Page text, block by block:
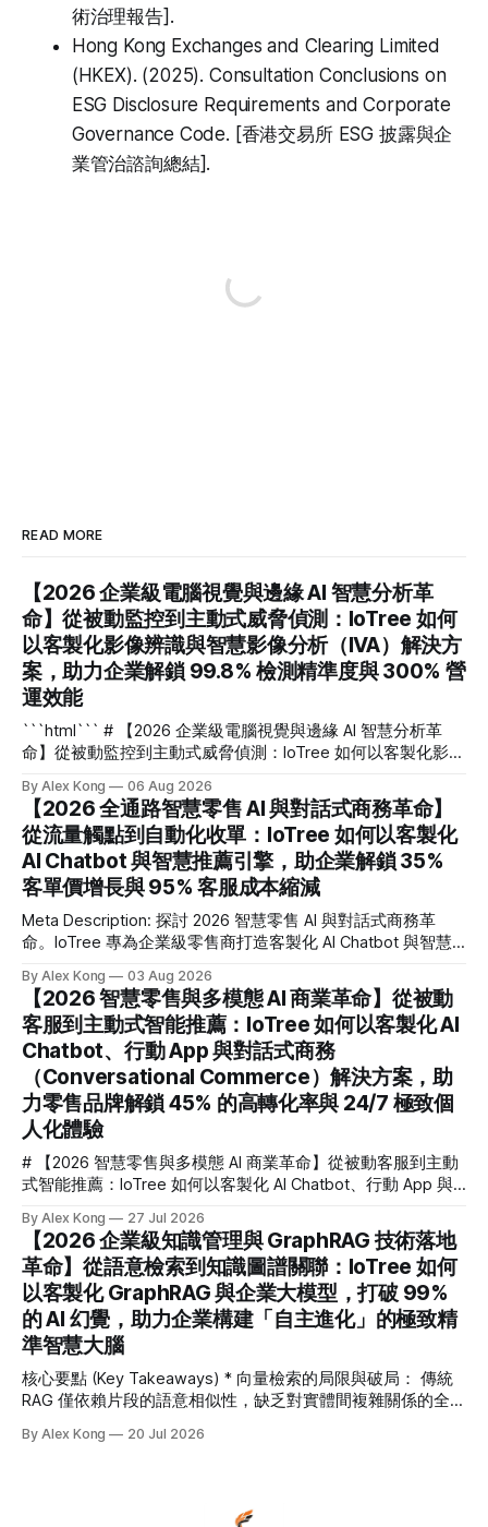
術治理報告].
Hong Kong Exchanges and Clearing Limited
(HKEX). (2025). Consultation Conclusions on
ESG Disclosure Requirements and Corporate
Governance Code. [香港交易所 ESG 披露與企
業管治諮詢總結].
READ MORE
【2026 企業級電腦視覺與邊緣 AI 智慧分析革
命】從被動監控到主動式威脅偵測：IoTree 如何
以客製化影像辨識與智慧影像分析（IVA）解決方
案，助力企業解鎖 99.8% 檢測精準度與 300% 營
運效能
```html``` # 【2026 企業級電腦視覺與邊緣 AI 智慧分析革
命】從被動監控到主動式威脅偵測：IoTree 如何以客製化影像
檢測精準度與 300% 營運效能 在 2026 年的數位轉型浪潮中，
企業如何將海量無效的監控畫面轉化為即時決策資產？**電腦
視覺**（Computer Vision）與客製化**影像辨識**（Image
Recognition）技術與邊緣 AI（Edge AI）的深度結合，正是幫
助企業擺脫傳統被動監控、實現毫秒級主動式威脅偵測與安全
與營運總監，以及希望利用智慧影像提升效能的管理者而寫。
我們將深度解析 IoTree 如何透過尖端演算法與硬體協同優
化，協助企業在複雜的工業、商業與智慧園區場景中，解鎖高
達 99.8% 的檢測精準度，並實現 300% 的營運效能躍升。
By Alex Kong 06 Aug 2026
【2026 全通路智慧零售 AI 與對話式商務革命】
從流量觸點到自動化收單：IoTree 如何以客製化
AI Chatbot 與智慧推薦引擎，助企業解鎖 35%
客單價增長與 95% 客服成本縮減
Meta Description: 探討 2026 智慧零售 AI 與對話式商務革
命。IoTree 專為企業級零售商打造客製化 AI Chatbot 與智慧
實現全通路自動化收單。 # 【2026 全通路智慧零售 AI 與對話
式商務革命】從流量觸點到自動化收單：IoTree 如何以客製化
AI Chatbot 與智慧推薦引擎，助企業解鎖 35% 客單價增長與
95% 客服成本縮減 💡 核心要點速覽 (Key Takeaways) * 🎯 核
心解答：對話式商務如何幫助零售業進行 AI 轉型？透過將 AI
深度整合至全通路（Omnichannel），企業能將破碎的流量觸
點轉化為高轉化的雙向互動，實現從「主動搜尋」到「對話即
收單」的無縫體驗。
By Alex Kong 03 Aug 2026
【2026 智慧零售與多模態 AI 商業革命】從被動
客服到主動式智能推薦：IoTree 如何以客製化 AI
Chatbot、行動 App 與對話式商務
（Conversational Commerce）解決方案，助
力零售品牌解鎖 45% 的高轉化率與 24/7 極致個
人化體驗
# 【2026 智慧零售與多模態 AI 商業革命】從被動客服到主動
式智能推薦：IoTree 如何以客製化 AI Chatbot、行動 App 與
售品牌解鎖 45% 的高轉化率與 24/7 極致個人化體驗 💡 核心
要點速覽 (Key Takeaways) * 核心痛點： 傳統零售面臨流量
紅利消失、獲客成本 (CAC) 飆升 240% 的困境，被動式客服已
無法滿足消費者對即時、個人化互動的期待。 * 解決方案：
IoTree 推出基於多模態大語言模型 (LLM) 的「對話式商務」
與「智慧零售 AI」解決方案，深度整合客製化 AI Chatbot、原
生行動 App 與企業級 CRM/
By Alex Kong 27 Jul 2026
【2026 企業級知識管理與 GraphRAG 技術落地
革命】從語意檢索到知識圖譜關聯：IoTree 如何
以客製化 GraphRAG 與企業大模型，打破 99%
的 AI 幻覺，助力企業構建「自主進化」的極致精
準智慧大腦
核心要點 (Key Takeaways) * 向量檢索的局限與破局： 傳統
RAG 僅依賴片段的語意相似性，缺乏對實體間複雜關係的全面
長鏈條跨章節推理與全局性分析的難題。 * 打破 99% 的 AI 幻
大語言模型（LLM）提供了可回溯、可驗證的精準上下文，使
By Alex Kong 20 Jul 2026